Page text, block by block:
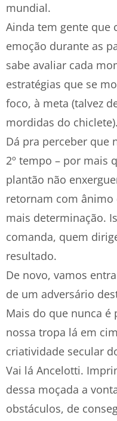
mundial.
Ainda tem gente que
emoção durante as
sabe avaliar cada
estratégias que se
foco, à meta (talvez
mordidas do chiclete).
Dá pra perceber que
2º tempo – por mais
plantão não
retornam com
mais determinação.
comanda, quem
resultado.
De novo, vamos
de um adversário
Mais do que nunca
nossa tropa lá em
criatividade secular
Vai lá Ancelotti.
dessa moçada a
obstáculos, de